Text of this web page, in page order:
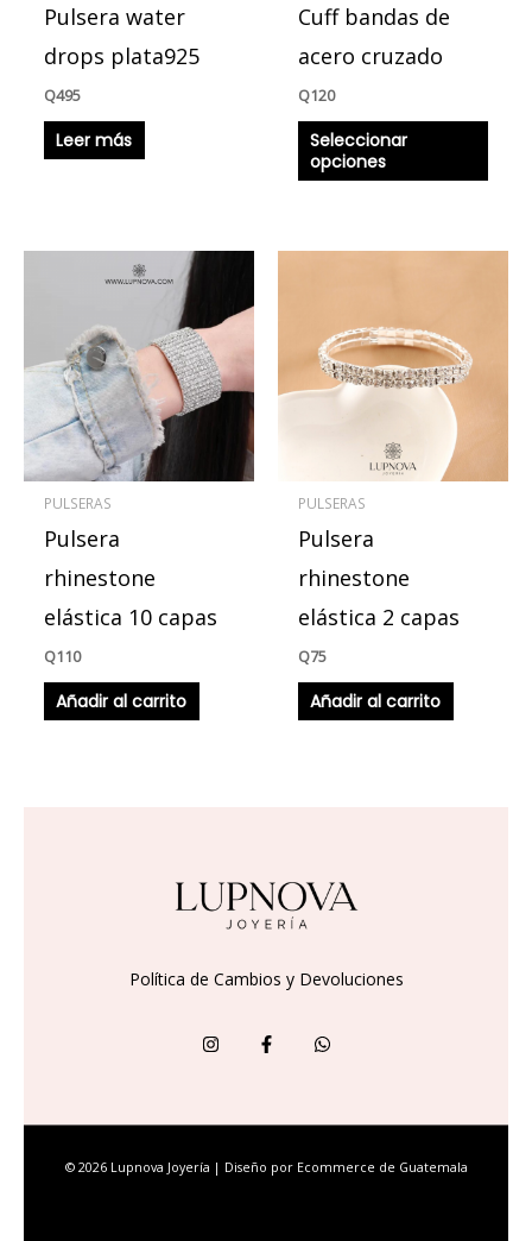
Pulsera water
drops plata925
Q495
Leer más
Cuff bandas de
acero cruzado
Q120
Seleccionar
opciones
PULSERAS
Pulsera
rhinestone
elástica 10 capas
Q110
Añadir al carrito
PULSERAS
Pulsera
rhinestone
elástica 2 capas
Q75
Añadir al carrito
Política de Cambios y Devoluciones
© 2026 Lupnova Joyería | Diseño por Ecommerce de Guatemala